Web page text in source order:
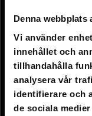
Denna webbplats
Vi använder
innehållet och
tillhandahålla
analysera vår
identifierare och
de sociala
Om oss
Kundtjänst
FAQ - Vanliga frågor
Leverans